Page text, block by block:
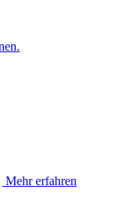
Mehr erfahren